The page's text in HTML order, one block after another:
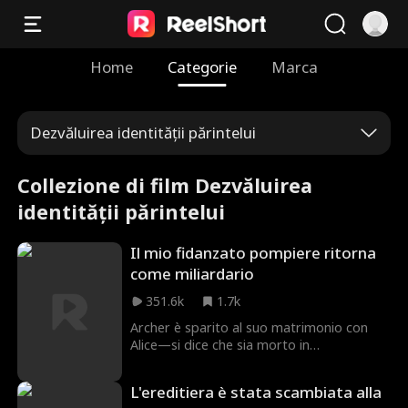
Home Categorie Marca
Dezvăluirea identității părintelui
Collezione di film Dezvăluirea
identității părintelui
Il mio fidanzato pompiere ritorna
come miliardario
351.6k
1.7k
Archer è sparito al suo matrimonio con
Alice—si dice che sia morto in
cercano di farla sposare con un
L'ereditiera è stata scambiata alla